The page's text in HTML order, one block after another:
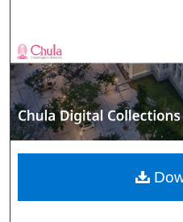
Browse
My
Digital